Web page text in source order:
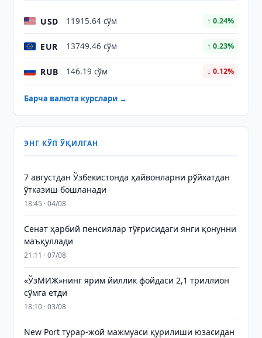
USD 11915.64 сўм ↑ 0.24%
EUR 13749.46 сўм ↑ 0.23%
RUB 146.19 сўм ↓ 0.12%
Барча валюта курслари →
ЭНГ КЎП ЎҚИЛГАН
7 августдан Ўзбекистонда ҳайвонларни рўйхатдан
ўтказиш бошланади
18:45 · 04/08
Сенат ҳарбий пенсиялар тўғрисидаги янги қонунни
маъқуллади
21:11 · 07/08
«ЎзМИЖ»нинг ярим йиллик фойдаси 2,1 триллион
сўмга етди
18:10 · 03/08
New Port турар-жой мажмуаси қурилиши юзасидан